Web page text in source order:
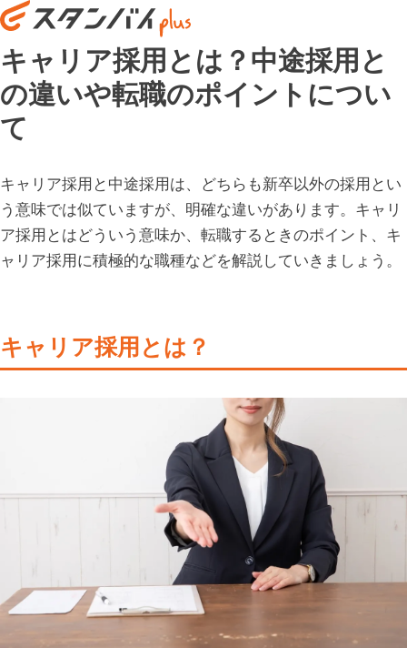
キャリア採用とは？中途採用と
の違いや転職のポイントについ
て
キャリア採用と中途採用は、どちらも新卒以外の採用とい
う意味では似ていますが、明確な違いがあります。キャリ
ア採用とはどういう意味か、転職するときのポイント、キ
ャリア採用に積極的な職種などを解説していきましょう。
キャリア採用とは？